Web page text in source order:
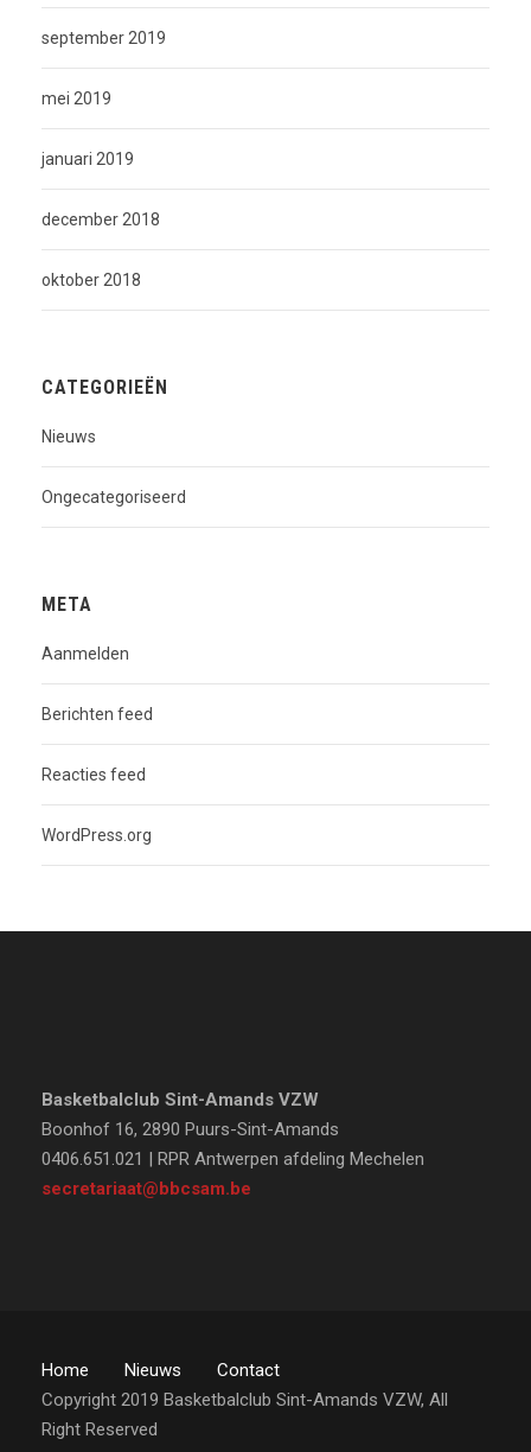
september 2019
mei 2019
januari 2019
december 2018
oktober 2018
CATEGORIEËN
Nieuws
Ongecategoriseerd
META
Aanmelden
Berichten feed
Reacties feed
WordPress.org
Basketbalclub Sint-Amands VZW
Boonhof 16, 2890 Puurs-Sint-Amands
0406.651.021 | RPR Antwerpen afdeling Mechelen
secretariaat@bbcsam.be
Home Nieuws
Contact
Copyright 2019 Basketbalclub Sint-Amands VZW, All
Right Reserved